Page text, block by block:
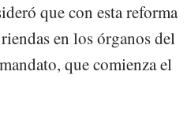
que con esta reforma
en los órganos del
que comienza el